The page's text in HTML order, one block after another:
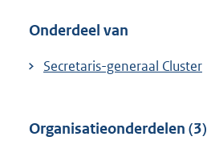
Onderdeel van
Secretaris-generaal Cluster
Organisatieonderdelen (3)